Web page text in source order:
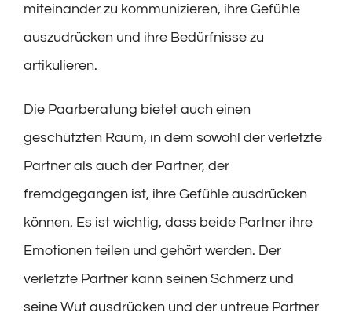
miteinander zu kommunizieren, ihre Gefühle
auszudrücken und ihre Bedürfnisse zu
artikulieren.
Die Paarberatung bietet auch einen
geschützten Raum, in dem sowohl der verletzte
Partner als auch der Partner, der
fremdgegangen ist, ihre Gefühle ausdrücken
können. Es ist wichtig, dass beide Partner ihre
Emotionen teilen und gehört werden. Der
verletzte Partner kann seinen Schmerz und
seine Wut ausdrücken und der untreue Partner